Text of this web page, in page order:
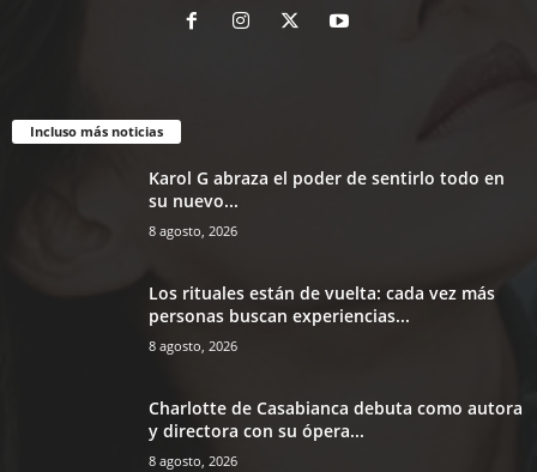
Incluso más noticias
Karol G abraza el poder de sentirlo todo en
su nuevo...
8 agosto, 2026
Los rituales están de vuelta: cada vez más
personas buscan experiencias...
8 agosto, 2026
Charlotte de Casabianca debuta como autora
y directora con su ópera...
8 agosto, 2026